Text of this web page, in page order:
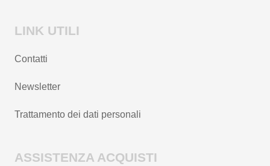
LINK UTILI
Contatti
Newsletter
Trattamento dei dati personali
ASSISTENZA ACQUISTI